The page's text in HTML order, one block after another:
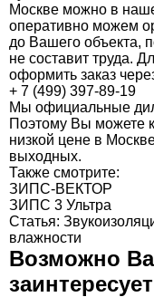
Москве можно в
оперативно можем
до Вашего объекта,
не составит труда.
оформить заказ
+ 7 (499) 397-89-19
Мы официальные
Поэтому Вы можете
низкой цене в
выходных.
Также смотрите:
ЗИПС-ВЕКТОР
ЗИПС 3 Ультра
Статья:
влажности
Возможно